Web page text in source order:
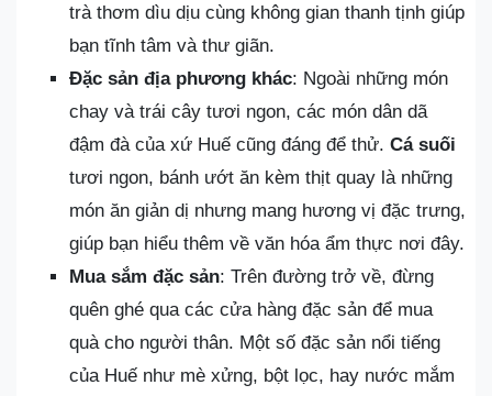
trà thơm dìu dịu cùng không gian thanh tịnh giúp
bạn tĩnh tâm và thư giãn.
Đặc sản địa phương khác: Ngoài những món
chay và trái cây tươi ngon, các món dân dã
đậm đà của xứ Huế cũng đáng để thử. Cá suối
tươi ngon, bánh ướt ăn kèm thịt quay là những
món ăn giản dị nhưng mang hương vị đặc trưng,
giúp bạn hiểu thêm về văn hóa ẩm thực nơi đây.
Mua sắm đặc sản: Trên đường trở về, đừng
quên ghé qua các cửa hàng đặc sản để mua
quà cho người thân. Một số đặc sản nổi tiếng
của Huế như mè xửng, bột lọc, hay nước mắm